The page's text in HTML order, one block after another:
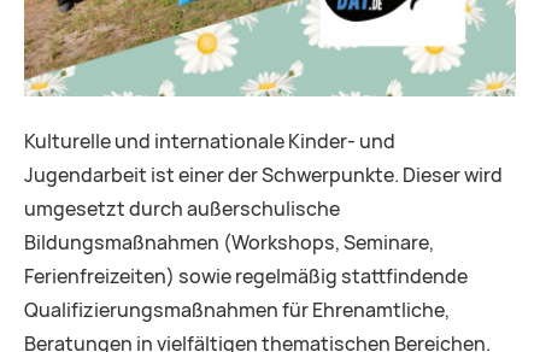
Kulturelle und internationale Kinder- und
Jugendarbeit ist einer der Schwerpunkte. Dieser wird
umgesetzt durch außerschulische
Bildungsmaßnahmen (Workshops, Seminare,
Ferienfreizeiten) sowie regelmäßig stattfindende
Qualifizierungsmaßnahmen für Ehrenamtliche,
Beratungen in vielfältigen thematischen Bereichen.